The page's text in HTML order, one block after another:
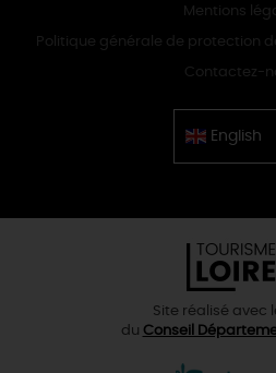
Mentions
Politique générale de protection
Contactez-
English
Chinese
Site réalisé avec
du Conseil